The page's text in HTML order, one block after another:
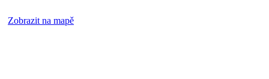
Zobrazit na mapě